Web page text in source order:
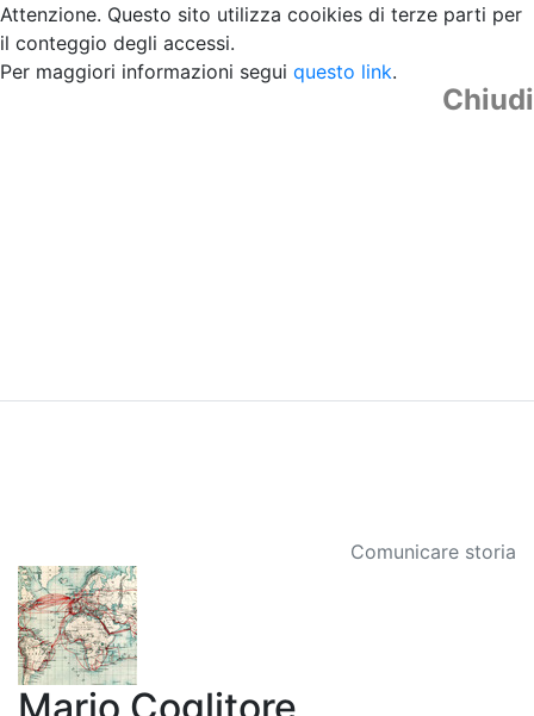
Attenzione. Questo sito utilizza cooikies di terze parti per
il conteggio degli accessi.
Per maggiori informazioni segui questo link.
Chiudi
Comunicare storia